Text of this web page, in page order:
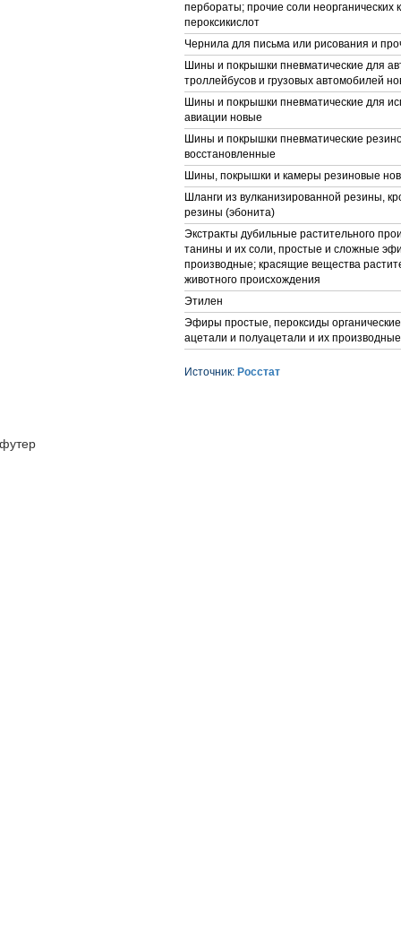
пербораты; прочие соли неорганических
пероксикислот
Чернила для письма или рисования и
Шины и покрышки пневматические для
троллейбусов и грузовых автомобилей
Шины и покрышки пневматические для
авиации новые
Шины и покрышки пневматические
восстановленные
Шины, покрышки и камеры резиновые
Шланги из вулканизированной резины,
резины (эбонита)
Экстракты дубильные растительного
танины и их соли, простые и сложные
производные; красящие вещества
животного происхождения
Этилен
Эфиры простые, пероксиды
ацетали и полуацетали и их производные
Источник: Росстат
футер